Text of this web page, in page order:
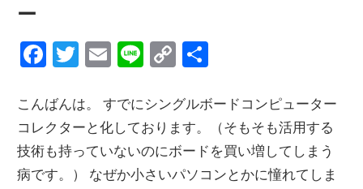
ー
Facebook
Twitter
EmailLineCopy
こんばんは。 すでにシングルボードコンピューター
コレクターと化しております。（そもそも活用する
技術も持っていないのにボードを買い増してしまう
病です。） なぜか小さいパソコンとかに憧れてしま